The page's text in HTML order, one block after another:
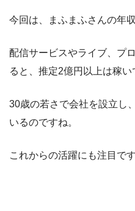
今回は、まふまふさんの年
配信サービスやライブ、プ
ると、推定2億円以上は稼い
30歳の若さで会社を設立し
いるのですね。
これからの活躍にも注目です